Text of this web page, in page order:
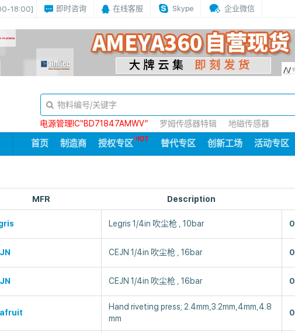
18:00] 即时咨询 在线客服 Skype 企业微信
电源管理IC“BD71847AMWV”
罗姆传感器特辑 地磁传感器
首页 制造商 授权专区 替代专区 创新工场 活动专区
MFR Description
Legris 1/4in 吹尘枪 , 10bar 0
CEJN 1/4in 吹尘枪 , 16bar 0
CEJN 1/4in 吹尘枪 , 16bar 0
Hand riveting press; 2.4mm,3.2mm,4mm,4.8
mm
0